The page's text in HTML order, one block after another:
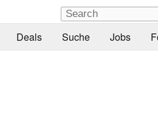
Deals Suche Jobs